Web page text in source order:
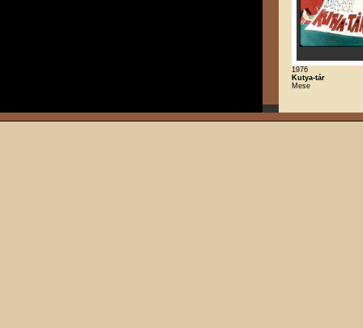
1976
Kutya-tár
Mese